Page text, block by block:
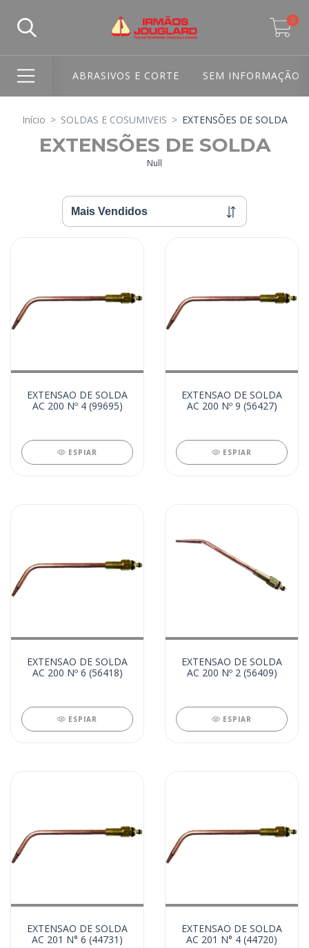
0
ABRASIVOS E CORTE SEM INFORMAÇÃO
Início > SOLDAS E COSUMIVEIS > EXTENSÕES DE SOLDA
EXTENSÕES DE SOLDA
Null
EXTENSAO DE SOLDA
AC 200 Nº 4 (99695)
ESPIAR
EXTENSAO DE SOLDA
AC 200 Nº 9 (56427)
ESPIAR
EXTENSAO DE SOLDA
AC 200 Nº 6 (56418)
ESPIAR
EXTENSAO DE SOLDA
AC 200 Nº 2 (56409)
ESPIAR
EXTENSAO DE SOLDA
AC 201 N° 6 (44731)
EXTENSAO DE SOLDA
AC 201 N° 4 (44720)